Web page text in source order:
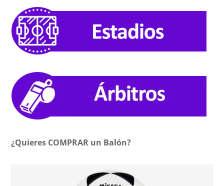
¿Quieres COMPRAR un Balón?